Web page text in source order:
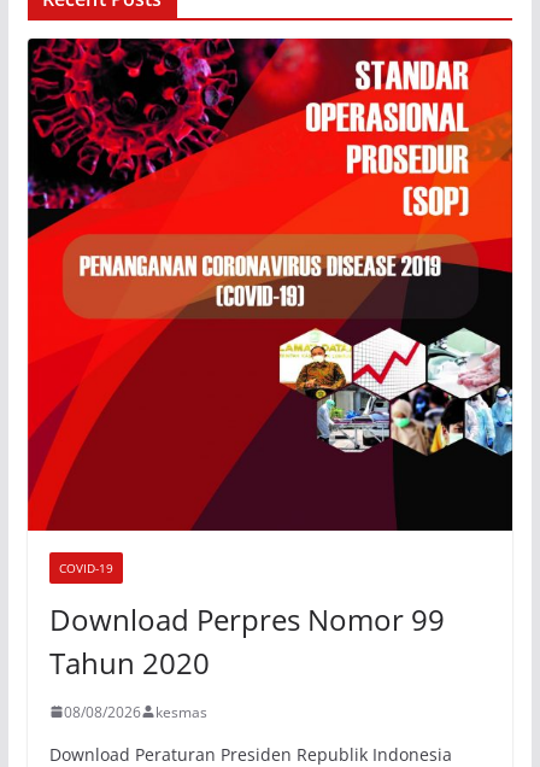
COVID-19
Download Perpres Nomor 99
Tahun 2020
08/08/2026 kesmas
Download Peraturan Presiden Republik Indonesia